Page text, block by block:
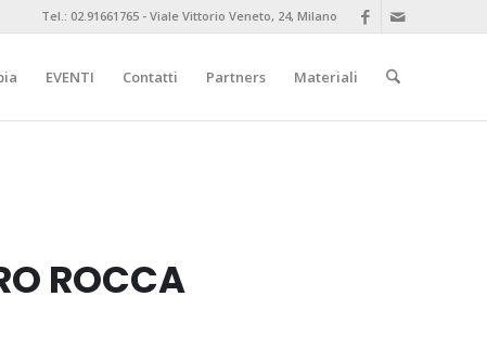
Tel.: 02.91661765 - Viale Vittorio Veneto, 24, Milano
EVENTI Contatti Partners Materiali
ROCCA